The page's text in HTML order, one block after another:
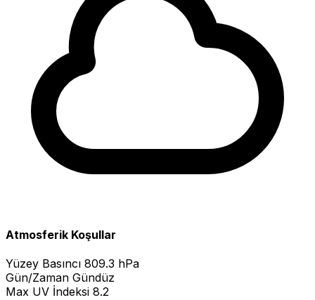
Atmosferik Koşullar
Yüzey Basıncı 809.3 hPa
Gün/Zaman Gündüz
Max UV İndeksi 8.2